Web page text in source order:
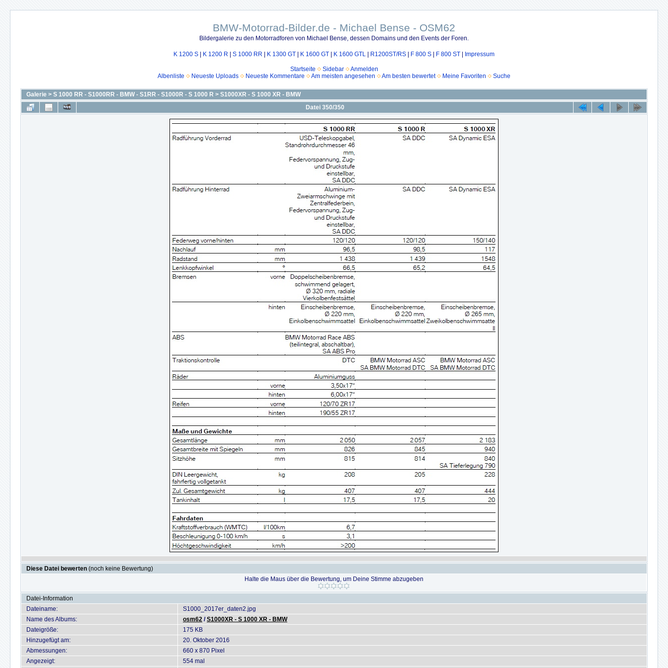
BMW-Motorrad-Bilder.de - Michael Bense - OSM62
Bildergalerie zu den Motorradforen von Michael Bense, dessen Domains und den Events der Foren.
K 1200 S K 1200 R S 1000 RR K 1300 GT K 1600 GT K 1600 GTL R1200ST/RS F 800 S F 800 ST Impressum
Startseite Sidebar
Anmelden
Albenliste
Neueste Uploads Neueste Kommentare Am meisten angesehen Am besten bewertet Meine Favoriten Suche
Galerie > S 1000 RR - S1000RR - BMW - S1RR - S1000R - S 1000 R > S1000XR - S 1000 XR - BMW
Datei 350/350
Diese Datei bewerten (noch keine Bewertung)
Halte die Maus über die Bewertung, um Deine Stimme abzugeben
Datei-Information
Dateiname:
S1000_2017er_daten2.jpg
Name des Albums:
osm62 /S1000XR - S 1000 XR - BMW
Dateigröße:
175 KB
Hinzugefügt am:
20. Oktober 2016
Abmessungen:
660 x 870 Pixel
Angezeigt:
554 mal